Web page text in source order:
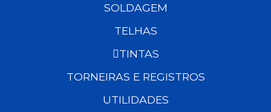
SOLDAGEM
TELHAS
TINTAS
TORNEIRAS E REGISTROS
UTILIDADES